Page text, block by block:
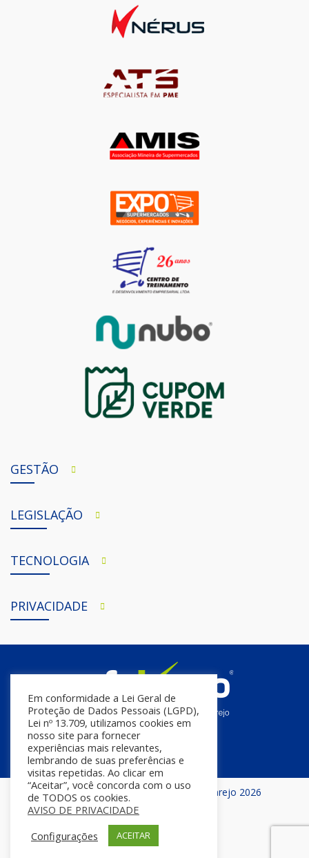
GESTÃO
LEGISLAÇÃO
TECNOLOGIA
PRIVACIDADE
Todos os direitos reservados | InfoVarejo 2026
Em conformidade a Lei Geral de
Proteção de Dados Pessoais (LGPD),
Lei nº 13.709, utilizamos cookies em
nosso site para fornecer
experiências mais relevantes,
lembrando de suas preferências e
visitas repetidas. Ao clicar em
“Aceitar”, você concorda com o uso
de TODOS os cookies.
AVISO DE PRIVACIDADE
Configurações
ACEITAR